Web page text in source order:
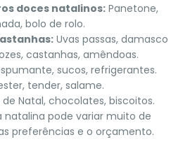
doces natalinos: Panetone,
bolo de rolo.
Uvas passas, damasco
castanhas, amêndoas.
sucos, refrigerantes.
tender, salame.
Natal, chocolates, biscoitos.
pode variar muito de
preferências e o orçamento.